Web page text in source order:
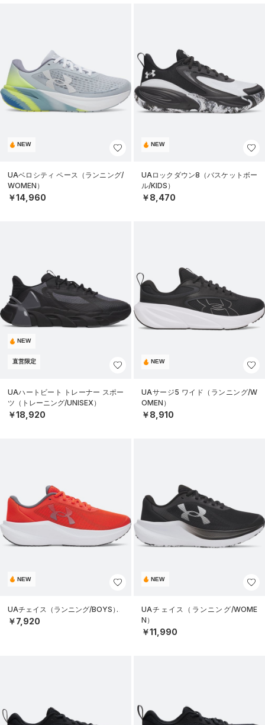
NEW
UAベロシティ ペース（ランニング/
WOMEN）
￥14,960
NEW
UAロックダウン8（バスケットボー
ル/KIDS）
￥8,470
NEW
直営限定
UAハートビート トレーナー スポー
ツ（トレーニング/UNISEX）
￥18,920
NEW
UAサージ5 ワイド（ランニング/W
OMEN）
￥8,910
NEW
UAチェイス（ランニング/BOYS）
￥7,920
NEW
UAチェイス（ランニング/WOME
N）
￥11,990